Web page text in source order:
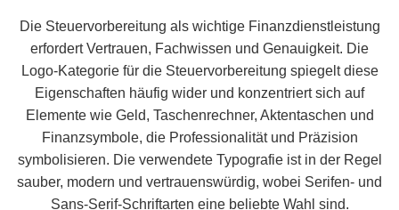
Die Steuervorbereitung als wichtige Finanzdienstleistung
erfordert Vertrauen, Fachwissen und Genauigkeit. Die
Logo-Kategorie für die Steuervorbereitung spiegelt diese
Eigenschaften häufig wider und konzentriert sich auf
Elemente wie Geld, Taschenrechner, Aktentaschen und
Finanzsymbole, die Professionalität und Präzision
symbolisieren. Die verwendete Typografie ist in der Regel
sauber, modern und vertrauenswürdig, wobei Serifen- und
Sans-Serif-Schriftarten eine beliebte Wahl sind.